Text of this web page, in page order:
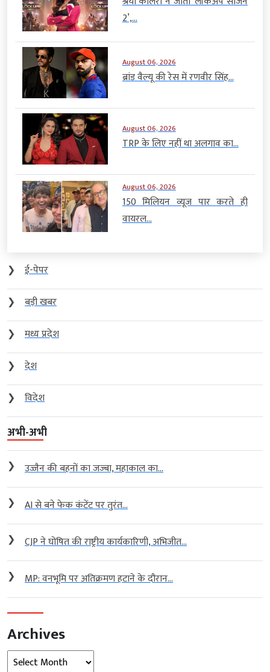
2’,...
August 06, 2026
ब्रांड वैल्यू की रेस में रणवीर सिंह...
August 06, 2026
TRP के लिए नहीं था अलगाव का...
August 06, 2026
150 मिलियन व्यूज पार करते ही
वायरल...
❯
ई-पेपर
❯
बड़ी खबर
❯
मध्य प्रदेश
❯
देश
❯
विदेश
अभी-अभी
❯ उज्जैन की बहनों का जज्बा, महाकाल का...
❯ AI से बने फेक कंटेंट पर तुरंत...
❯ CJP ने घोषित की राष्ट्रीय कार्यकारिणी, अभिजीत...
❯ MP: वनभूमि पर अतिक्रमण हटाने के दौरान...
Archives
Archives